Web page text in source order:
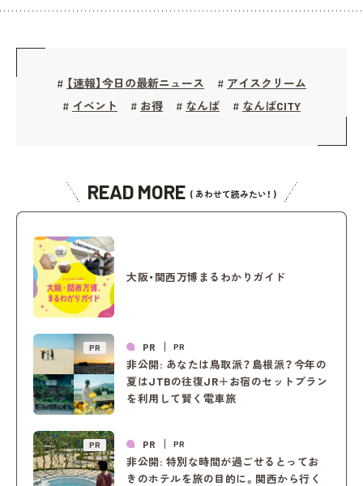
# 【速報】今日の最新ニュース # アイスクリーム
# イベント # お得 # なんば # なんばCITY
READ MORE ( あわせて読みたい！ )
大阪・関西万博まるわかりガイド
PR PR PR
非公開: あなたは鳥取派？島根派？今年の
夏はJTBの往復JR＋お宿のセットプラン
を利用して賢く電車旅
PR PR PR
非公開: 特別な時間が過ごせるとってお
きのホテルを旅の目的に。関西から行く